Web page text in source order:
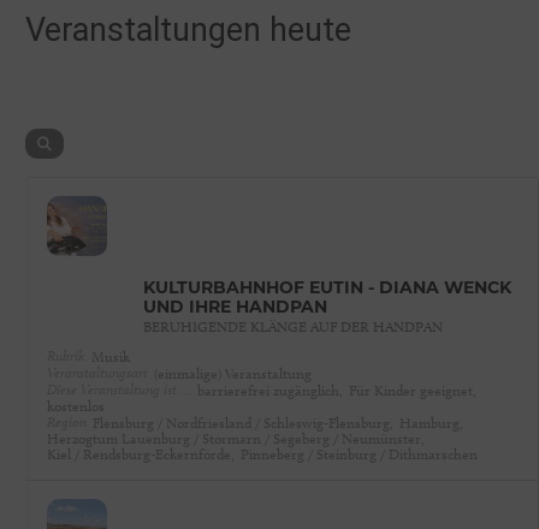
Veranstaltungen heute
KULTURBAHNHOF EUTIN - DIANA WENCK
UND IHRE HANDPAN
BERUHIGENDE KLÄNGE AUF DER HANDPAN